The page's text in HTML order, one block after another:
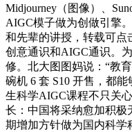
Midjourney（图像）、
AIGC模子做为创做引擎
和先辈的讲授，转载可点
创意通识和AIGC通识。
修。北大图图妈说：“教
碗机 6 套 S10 开售，都
生科学AIGC课程不只关
长：中国将采纳愈加积极
期增加方针做为国内科学